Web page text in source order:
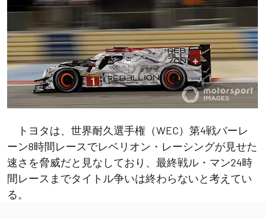
トヨタは、世界耐久選手権（WEC）第4戦バーレ
ーン8時間レースでレベリオン・レーシングが見せた
速さを脅威だと見なしており、最終戦ル・マン24時
間レースまでタイトル争いは終わらないと考えてい
る。